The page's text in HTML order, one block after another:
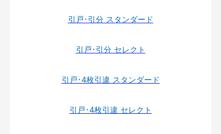
引戸･引分 スタンダード
引戸･引分 セレクト
引戸･4枚引違 スタンダード
引戸･4枚引違 セレクト